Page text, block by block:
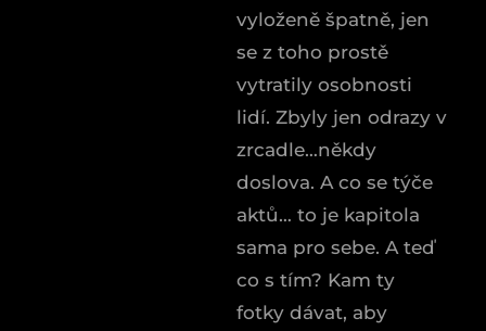
vyloženě špatně, jen
se z toho prostě
vytratily osobnosti
lidí. Zbyly jen odrazy v
zrcadle…někdy
doslova. A co se týče
aktů… to je kapitola
sama pro sebe. A teď
co s tím? Kam ty
fotky dávat, aby